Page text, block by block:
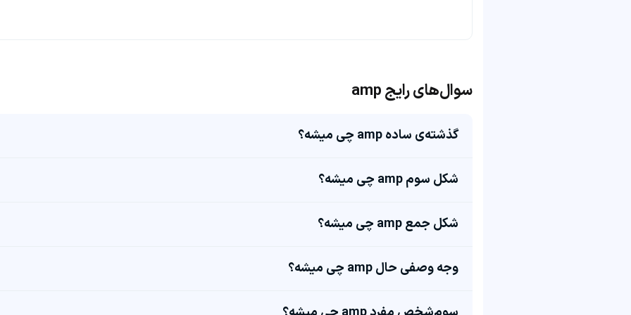
سوال‌های رایج amp
گذشته‌ی ساده amp چی میشه؟
شکل سوم amp چی میشه؟
شکل جمع amp چی میشه؟
وجه وصفی حال amp چی میشه؟